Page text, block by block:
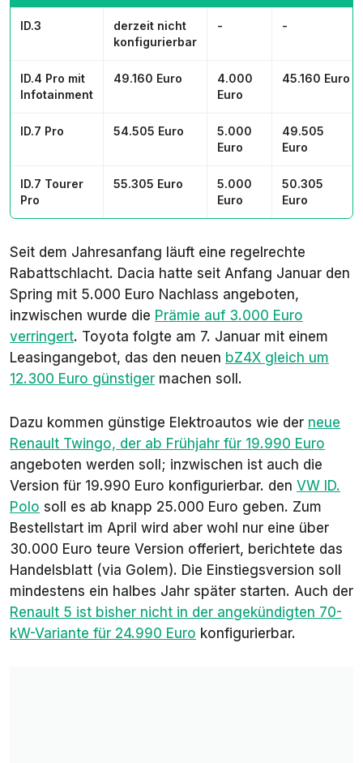
ID.3
derzeit nicht
konfigurierbar
- -
ID.4 Pro mit
Infotainment
49.160 Euro
4.000
Euro
45.160 Euro
ID.7 Pro 54.505 Euro
5.000
Euro
49.505
Euro
ID.7 Tourer
Pro
55.305 Euro
5.000
Euro
50.305
Euro
Seit dem Jahresanfang läuft eine regelrechte
Rabattschlacht. Dacia hatte seit Anfang Januar den
Spring mit 5.000 Euro Nachlass angeboten,
inzwischen wurde die Prämie auf 3.000 Euro
verringert. Toyota folgte am 7. Januar mit einem
Leasingangebot, das den neuen bZ4X gleich um
12.300 Euro günstiger machen soll.
Dazu kommen günstige Elektroautos wie der neue
Renault Twingo, der ab Frühjahr für 19.990 Euro
angeboten werden soll; inzwischen ist auch die
Version für 19.990 Euro konfigurierbar. den VW ID.
Polo soll es ab knapp 25.000 Euro geben. Zum
Bestellstart im April wird aber wohl nur eine über
30.000 Euro teure Version offeriert, berichtete das
Handelsblatt (via Golem). Die Einstiegsversion soll
mindestens ein halbes Jahr später starten. Auch der
Renault 5 ist bisher nicht in der angekündigten 70-
kW-Variante für 24.990 Euro konfigurierbar.